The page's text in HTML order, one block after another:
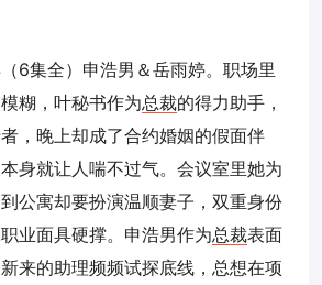
6集全）申浩男＆岳雨婷。职场里
糊，叶秘书作为总裁的得力助手，
，晚上却成了合约婚姻的假面伴
身就让人喘不过气。会议室里她为
公寓却要扮演温顺妻子，双重身份
业面具硬撑。申浩男作为总裁表面
来的助理频频试探底线，总想在项